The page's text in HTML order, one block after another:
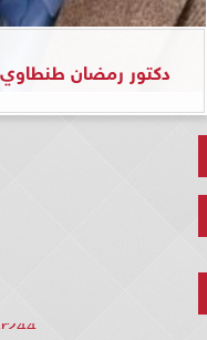
دكتور رمضان طنطاوي